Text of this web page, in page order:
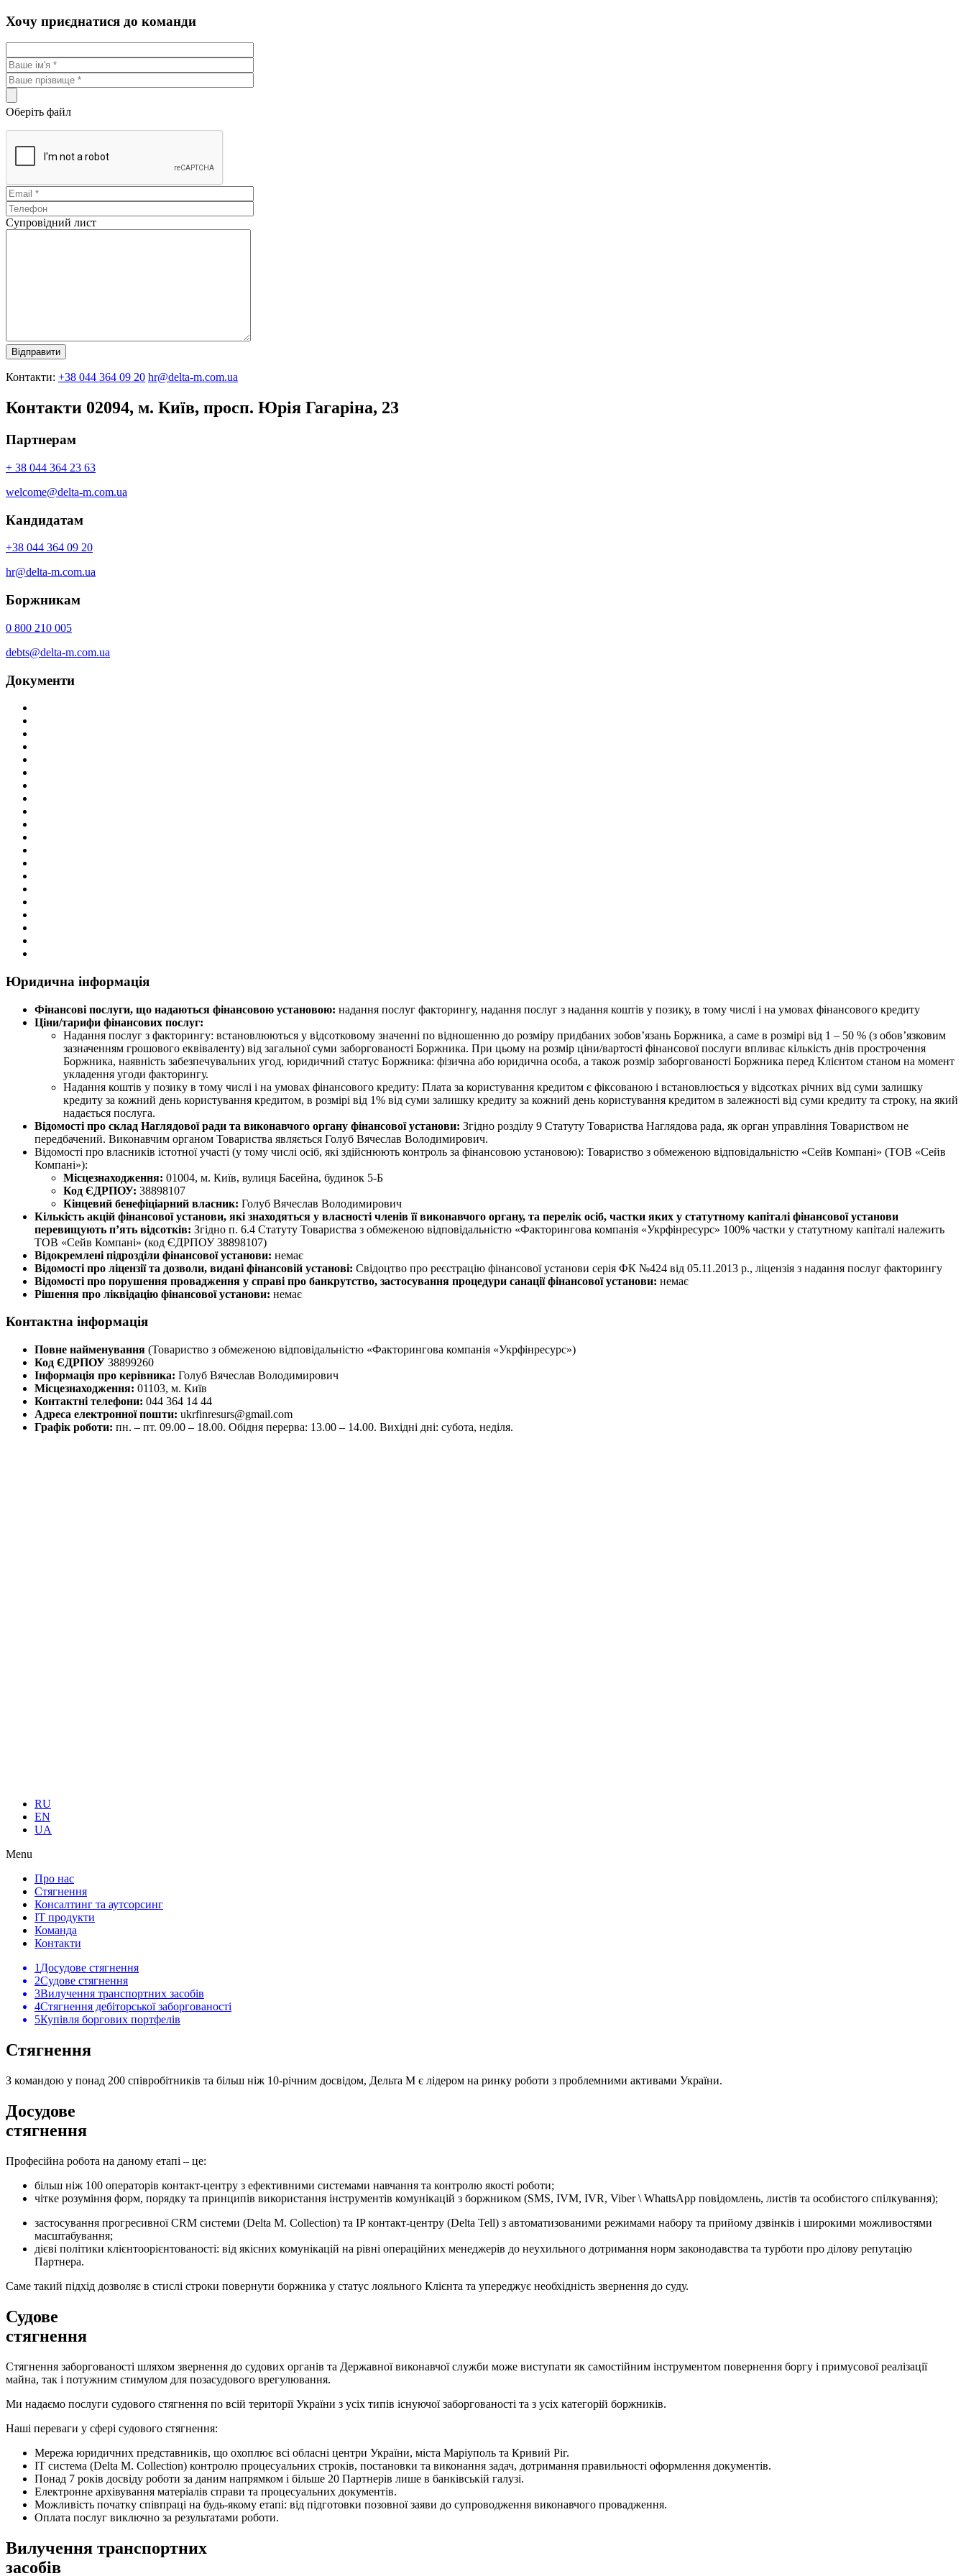
Хочу приєднатися до команди
Оберіть файл
Супровідний лист
Контакти: +38 044 364 09 20 hr@delta-m.com.ua
Контакти 02094, м. Київ, просп. Юрія Гагаріна, 23
Партнерам
+ 38 044 364 23 63
welcome@delta-m.com.ua
Кандидатам
+38 044 364 09 20
hr@delta-m.com.ua
Боржникам
0 800 210 005
debts@delta-m.com.ua
Документи
Юридична інформація
Фінансові послуги, що надаються фінансовою установою: надання послуг факторингу, надання послуг з надання коштів у позику, в тому числі і на умовах фінансового кредиту
Ціни/тарифи фінансових послуг:
Надання послуг з факторингу: встановлюються у відсотковому значенні по відношенню до розміру придбаних зобов’язань Боржника, а саме в розмірі від 1 – 50 % (з обов’язковим
зазначенням грошового еквіваленту) від загальної суми заборгованості Боржника. При цьому на розмір ціни/вартості фінансової послуги впливає кількість днів прострочення
Боржника, наявність забезпечувальних угод, юридичний статус Боржника: фізична або юридична особа, а також розмір заборгованості Боржника перед Клієнтом станом на момент
укладення угоди факторингу.
Надання коштів у позику в тому числі і на умовах фінансового кредиту: Плата за користування кредитом є фіксованою і встановлюється у відсотках річних від суми залишку
кредиту за кожний день користування кредитом, в розмірі від 1% від суми залишку кредиту за кожний день користування кредитом в залежності від суми кредиту та строку, на який
надається послуга.
Відомості про склад Наглядової ради та виконавчого органу фінансової установи: Згідно розділу 9 Статуту Товариства Наглядова рада, як орган управління Товариством не
передбачений. Виконавчим органом Товариства являється Голуб Вячеслав Володимирович.
Відомості про власників істотної участі (у тому числі осіб, які здійснюють контроль за фінансовою установою): Товариство з обмеженою відповідальністю «Сейв Компані» (ТОВ «Сейв
Компані»):
Місцезнаходження: 01004, м. Київ, вулиця Басейна, будинок 5-Б
Код ЄДРПОУ: 38898107
Кінцевий бенефіціарний власник: Голуб Вячеслав Володимирович
Кількість акцій фінансової установи, які знаходяться у власності членів її виконавчого органу, та перелік осіб, частки яких у статутному капіталі фінансової установи
перевищують п’ять відсотків: Згідно п. 6.4 Статуту Товариства з обмеженою відповідальністю «Факторингова компанія «Укрфінресурс» 100% частки у статутному капіталі належить
ТОВ «Сейв Компані» (код ЄДРПОУ 38898107)
Відокремлені підрозділи фінансової установи: немає
Відомості про ліцензії та дозволи, видані фінансовій установі: Свідоцтво про реєстрацію фінансової установи серія ФК №424 від 05.11.2013 р., ліцензія з надання послуг факторингу
Відомості про порушення провадження у справі про банкрутство, застосування процедури санації фінансової установи: немає
Рішення про ліквідацію фінансової установи: немає
Контактна інформація
Повне найменування (Товариство з обмеженою відповідальністю «Факторингова компанія «Укрфінресурс»)
Код ЄДРПОУ 38899260
Інформація про керівника: Голуб Вячеслав Володимирович
Місцезнаходження: 01103, м. Київ
Контактні телефони: 044 364 14 44
Адреса електронної пошти: ukrfinresurs@gmail.com
Графік роботи: пн. – пт. 09.00 – 18.00. Обідня перерва: 13.00 – 14.00. Вихідні дні: субота, неділя.
RU
EN
UA
Menu
Про нас
Стягнення
Консалтинг та аутсорсинг
IT продукти
Команда
Контакти
1 Досудове стягнення
2Судове стягнення
3Вилучення транспортних засобів
4Стягнення дебіторської заборгованості
5Купівля боргових портфелів
Стягнення
З командою у понад 200 співробітників та більш ніж 10-річним досвідом, Дельта М є лідером на ринку роботи з проблемними активами України.
Досудове
стягнення
Професійна робота на даному етапі – це:
більш ніж 100 операторів контакт-центру з ефективними системами навчання та контролю якості роботи;
чітке розуміння форм, порядку та принципів використання інструментів комунікацій з боржником (SMS, IVM, IVR, Viber \ WhattsApp повідомлень, листів та особистого спілкування);
застосування прогресивної CRM системи (Delta M. Collection) та IP контакт-центру (Delta Tell) з автоматизованими режимами набору та прийому дзвінків і широкими можливостями
масштабування;
дієві політики клієнтоорієнтованості: від якісних комунікацій на рівні операційних менеджерів до неухильного дотримання норм законодавства та турботи про ділову репутацію
Партнера.
Саме такий підхід дозволяє в стислі строки повернути боржника у статус лояльного Клієнта та упереджує необхідність звернення до суду.
Судове
стягнення
Стягнення заборгованості шляхом звернення до судових органів та Державної виконавчої служби може виступати як самостійним інструментом повернення боргу і примусової реалізації
майна, так і потужним стимулом для позасудового врегулювання.
Ми надаємо послуги судового стягнення по всій території України з усіх типів існуючої заборгованості та з усіх категорій боржників.
Наші переваги у сфері судового стягнення:
Мережа юридичних представників, що охоплює всі обласні центри України, міста Маріуполь та Кривий Ріг.
IT система (Delta M. Collection) контролю процесуальних строків, постановки та виконання задач, дотримання правильності оформлення документів.
Понад 7 років досвіду роботи за даним напрямком і більше 20 Партнерів лише в банківській галузі.
Електронне архівування матеріалів справи та процесуальних документів.
Можливість початку співпраці на будь-якому етапі: від підготовки позовної заяви до супроводження виконавчого провадження.
Оплата послуг виключно за результатами роботи.
Вилучення транспортних
засобів